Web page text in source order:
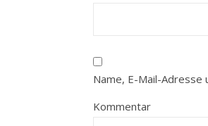
Name, E-Mail-
Kommentar